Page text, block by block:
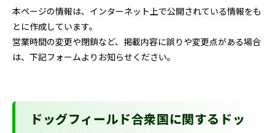
本ページの情報は、インターネット上で公開されている情報をも
とに作成しています。
営業時間の変更や閉鎖など、掲載内容に誤りや変更点がある場合
は、下記フォームよりお知らせください。
ドッグフィールド合衆国に関するドッ